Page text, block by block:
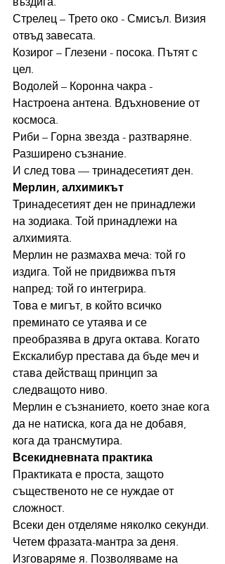
Стрелец – Трето око - Смисъл. Визия
отвъд завесата.
Козирог – Глезени - посока. Пътят с
цел.
Водолей – Коронна чакра -
Настроена антена. Вдъхновение от
космоса.
Риби – Горна звезда - разтваряне.
Разширено съзнание.
И след това — тринадесетият ден.
Мерлин, алхимикът
Тринадесетият ден не принадлежи
на зодиака. Той принадлежи на
алхимията.
Мерлин не размахва меча: той го
издига. Той не придвижва пътя
напред: той го интегрира.
Това е мигът, в който всичко
преминато се утаява и се
преобразява в друга октава. Когато
Екскалибур престава да бъде меч и
става действащ принцип за
следващото ниво.
Мерлин е съзнанието, което знае кога
да не натиска, кога да не добавя,
кога да трансмутира.
Всекидневната практика
Практиката е проста, защото
същественото не се нуждае от
сложност.
Всеки ден отделяме няколко секунди.
Четем фразата-мантра за деня.
Изговаряме я. Позволяваме на